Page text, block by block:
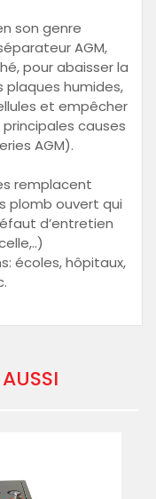
son genre
AGM,
pour abaisser la
plaques humides,
et empêcher
causes
AGM).
remplacent
plomb ouvert qui
d’entretien
écoles, hôpitaux,